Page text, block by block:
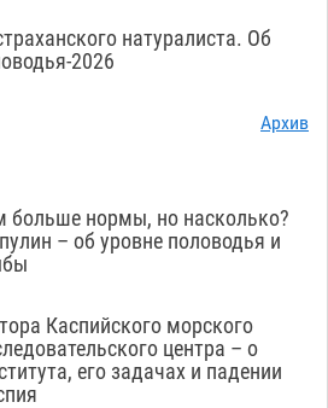
натуралиста. Об
2026
Архив
нормы, но насколько?
– об уровне половодья и
Каспийского морского
центра – о
его задачах и падении